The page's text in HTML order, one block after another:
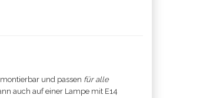
und passen für alle
auch auf einer Lampe mit E14